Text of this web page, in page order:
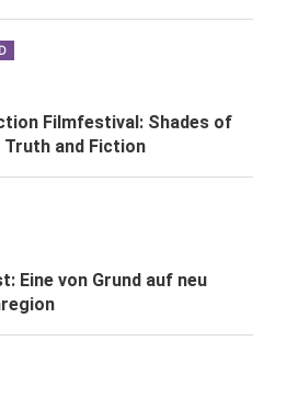
Filmfestival: Shades of
Truth and Fiction
Eine von Grund auf neu